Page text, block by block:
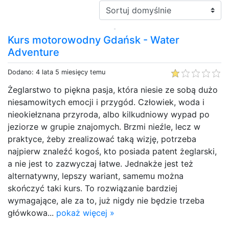
Sortuj:
Kurs motorowodny Gdańsk - Water
Adventure
Dodano: 4 lata 5 miesięcy temu
Żeglarstwo to piękna pasja, która niesie ze sobą dużo
niesamowitych emocji i przygód. Człowiek, woda i
nieokiełznana przyroda, albo kilkudniowy wypad po
jeziorze w grupie znajomych. Brzmi nieźle, lecz w
praktyce, żeby zrealizować taką wizję, potrzeba
najpierw znaleźć kogoś, kto posiada patent żeglarski,
a nie jest to zazwyczaj łatwe. Jednakże jest też
alternatywny, lepszy wariant, samemu można
skończyć taki kurs. To rozwiązanie bardziej
wymagające, ale za to, już nigdy nie będzie trzeba
główkowa... pokaż więcej »